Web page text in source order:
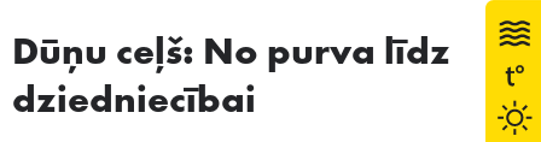
Dūņu ceļš: No purva līdz
dziedniecībai